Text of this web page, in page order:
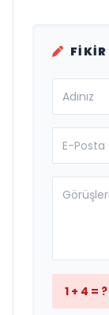
FIKIR
1 + 4 = ?